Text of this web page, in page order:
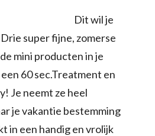
Dit wil je
super fijne, zomerse
mini producten in je
60 sec.Treatment en
Je neemt ze heel
je vakantie bestemming
in een handig en vrolijk